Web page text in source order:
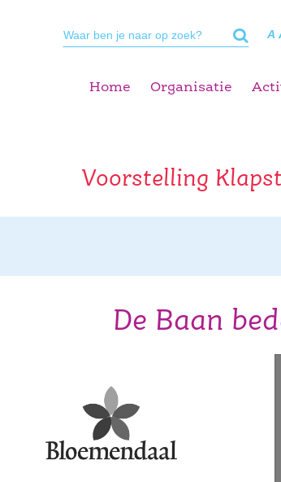
A
Home Organisatie
Voorstelling
De Baan